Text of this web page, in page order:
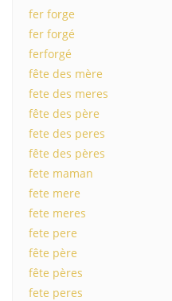
fer forge
fer forgé
ferforgé
fête des mère
fete des meres
fête des père
fete des peres
fête des pères
fete maman
fete mere
fete meres
fete pere
fête père
fête pères
fete peres